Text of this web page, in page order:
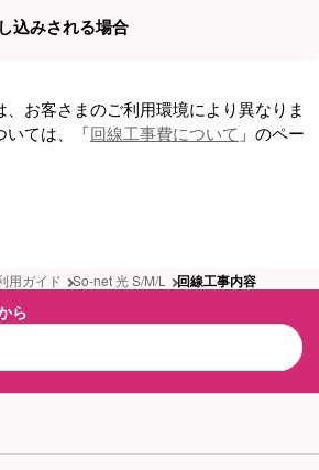
込みされる場合
お客さまのご利用環境により異なりま
いては、「回線工事費について 」のペー
用ガイド So-net 光 S/M/L 回線工事内容
ら